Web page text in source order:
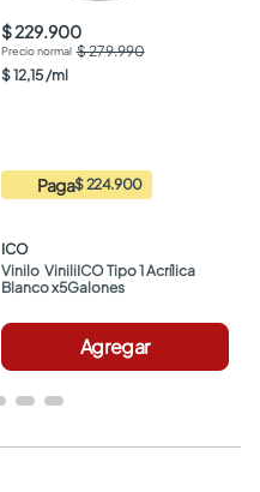
$ 229.900
$ 279.990
$12,15 /ml
Paga$ 224.900
ICO
Vinilo  ViniliICO Tipo 1 Acrílica
Blanco x5Galones
Agregar